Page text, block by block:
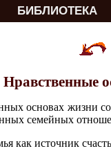
БИБЛИОТЕКА
Нравственные
основах жизни
семейных
как источник